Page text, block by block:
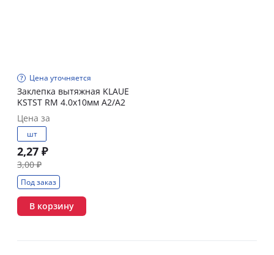
Цена уточняется
Заклепка вытяжная KLAUE
KSTST RM 4.0x10мм А2/А2
Цена за
шт
2,27 ₽
3,00 ₽
Под заказ
В корзину